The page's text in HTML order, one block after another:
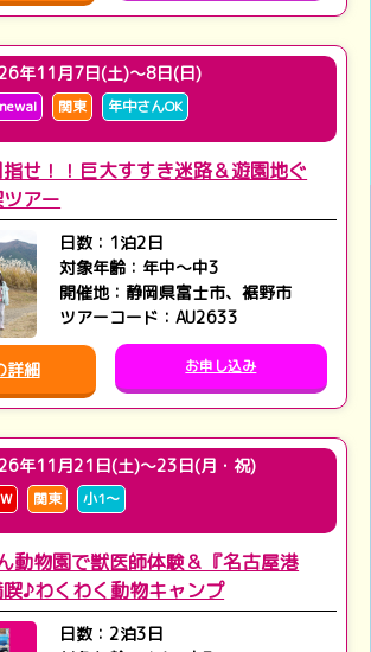
年11月7日(土)～8日(日)
関東 年中さんOK
せ！！巨大すすき迷路＆遊園地ぐ
アー
日数：1泊2日
対象年齢：年中～中3
開催地：静岡県富士市、裾野市
ツアーコード：AU2633
詳細 お申し込み
年11月21日(土)～23日(月・祝)
関東 小1～
動物園で獣医師体験＆『名古屋港
♪わくわく動物キャンプ
日数：2泊3日